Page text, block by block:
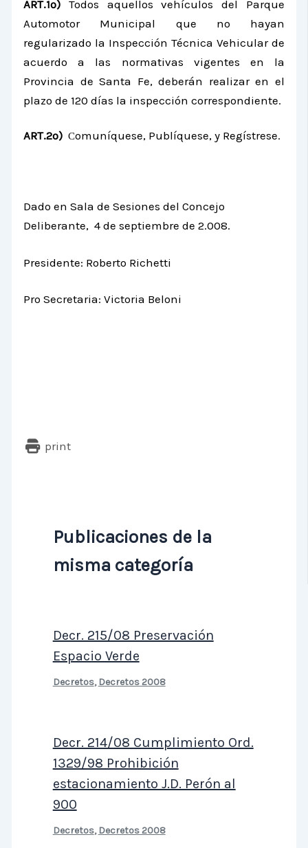
ART.1º) Todos
aquellos vehículos del Parque
Automotor Municipal que no hayan
regularizado la Inspección Técnica Vehicular de
acuerdo a las normativas vigentes en la
Provincia de Santa Fe, deberán realizar en el
plazo de 120 días la inspección correspondiente.
ART.2º)Comuníquese, Publíquese, y Regístrese.
Dado en Sala de Sesiones del Concejo
Deliberante, 4 de septiembre de 2.008.
Presidente: Roberto Richetti
Pro Secretaria: Victoria Beloni
print
Publicaciones de la
misma categoría
Decr. 215/08 Preservación
Espacio Verde
Decretos, Decretos 2008
Decr. 214/08 Cumplimiento Ord.
1329/98 Prohibición
estacionamiento J.D. Perón al
900
Decretos, Decretos 2008